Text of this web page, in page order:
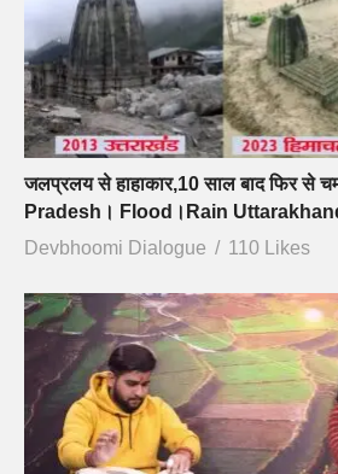
जलप्रलय से हाहाकार,10 साल बाद फिर से
Pradesh। Flood।Rain
Devbhoomi Dialogue
110 Likes